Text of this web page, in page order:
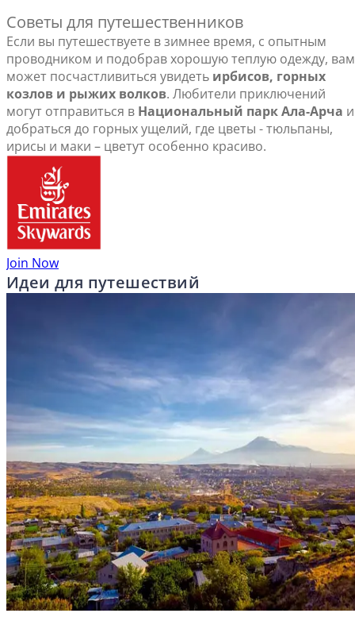
Советы для путешественников
Если вы путешествуете в зимнее время, с опытным
проводником и подобрав хорошую теплую одежду, вам
может посчастливиться увидеть ирбисов, горных
козлов и рыжих волков. Любители приключений
могут отправиться в Национальный парк Ала-Арча и
добраться до горных ущелий, где цветы - тюльпаны,
ирисы и маки – цветут особенно красиво.
Join Now
Идеи для путешествий